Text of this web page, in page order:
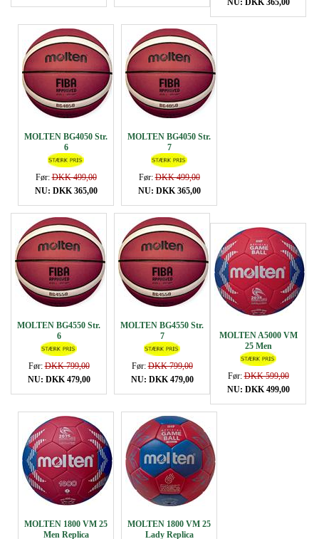
NU: DKK 365,00
MOLTEN BG4050 Str.
6
Før:DKK 499,00
NU: DKK 365,00
MOLTEN BG4050 Str.
7
Før:DKK 499,00
NU: DKK 365,00
MOLTEN BG4550 Str.
6
Før:DKK 799,00
NU: DKK 479,00
MOLTEN BG4550 Str.
7
Før:DKK 799,00
NU: DKK 479,00
MOLTEN A5000 VM
25 Men
Før:DKK 599,00
NU: DKK 499,00
MOLTEN 1800 VM 25
Men Replica
MOLTEN 1800 VM 25
Lady Replica